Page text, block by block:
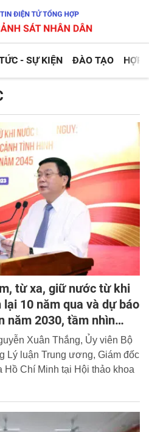
- SỰ KIỆN ĐÀO TẠO HỢP
từ xa, giữ nước từ khi
10 năm qua và dự báo
năm 2030, tầm nhìn
Xuân Thắng, Ủy viên Bộ
Lý luận Trung ương, Giám đốc
Hồ Chí Minh tại Hội thảo khoa